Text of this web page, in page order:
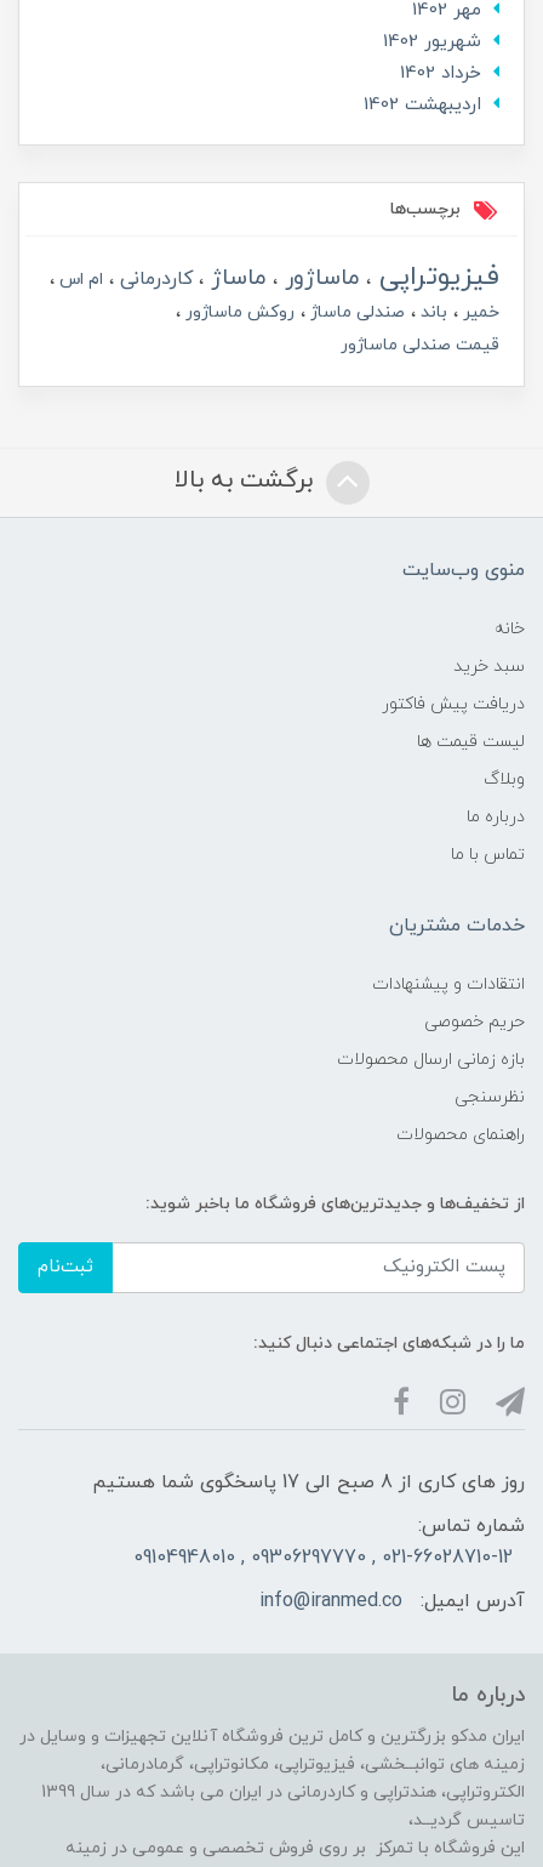
مهر 1402
شهریور 1402
خرداد 1402
ارديبهشت 1402
برچسب‌ها
فیزیوتراپی ماساژور ماساژ کاردرمانی
ام اس
خمیر
باند صندلی ماساژ
روکش ماساژور
قیمت صندلی ماساژور
برگشت به بالا
منوی وب‌سایت
خانه
سبد خرید
دریافت پیش فاکتور
لیست قیمت ها
وبلاگ
درباره ما
تماس با ما
خدمات مشتریان
انتقادات و پیشنهادات
حریم خصوصی
بازه زمانی ارسال محصولات
نظرسنجی
راهنمای محصولات
از تخفیف‌ها و جدیدترین‌های فروشگاه ما باخبر شوید:
ثبت‌نام
ما را در شبکه‌های اجتماعی دنبال کنید:
روز های کاری از 8 صبح الی 17 پاسخگوی شما هستیم
شماره تماس:
021-66028710-12 , 09306297770 , 09104948010
آدرس ایمیل:
info@iranmed.co
درباره ما
ایران مدکو بزرگترین و کامل ترین فروشگاه آنلاین تجهیزات و وسایل در
زمینه های توانبــخشی، فیزیوتراپی، مکانوتراپی، گرمادرمانی،
الکتروتراپی، هندتراپی و کاردرمانی در ایران می باشد که در سال 1399
تاسیس گردیــد،
این فروشگاه با تمرکز بر روی فروش تخصصی و عمومی در زمینه